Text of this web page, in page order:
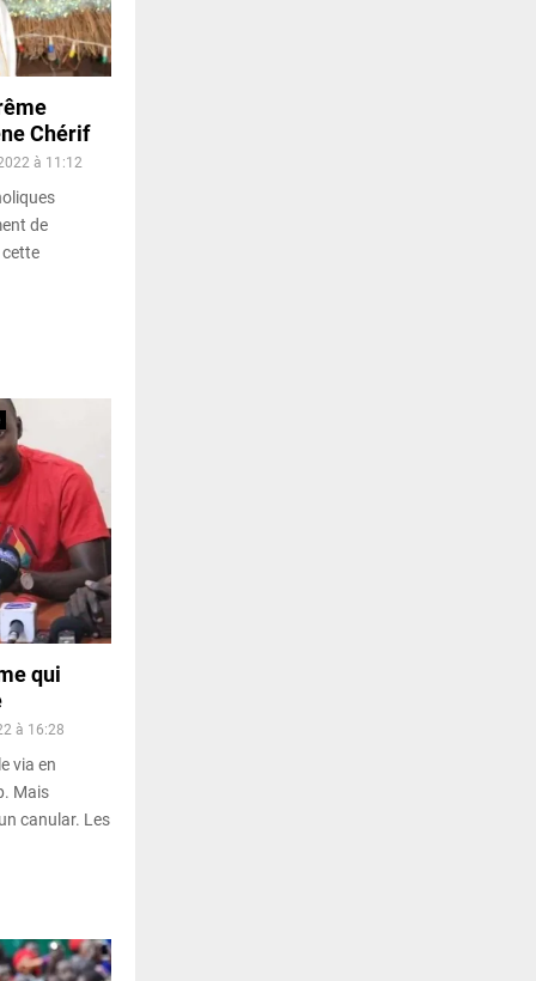
Chérif
à 11:12
de
cette
qui
à 16:28
via en
Mais
canular. Les